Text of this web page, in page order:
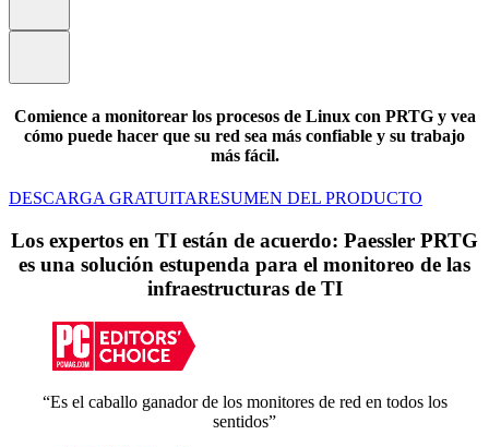
Comience a monitorear los procesos de Linux con PRTG y vea
cómo puede hacer que su red sea más confiable y su trabajo
más fácil.
DESCARGA GRATUITARESUMEN DEL PRODUCTO
Los expertos en TI están de acuerdo: Paessler PRTG
es una solución estupenda para el monitoreo de las
infraestructuras de TI
“Es el caballo ganador de los monitores de red en todos los
sentidos”